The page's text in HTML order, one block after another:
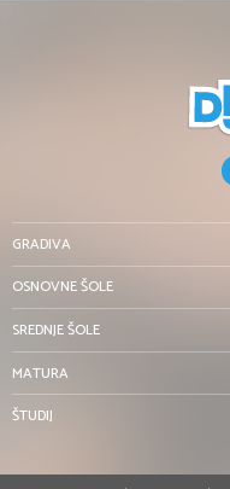
GRADIVA
OSNOVNE ŠOLE
SREDNJE ŠOLE
MATURA
ŠTUDIJ